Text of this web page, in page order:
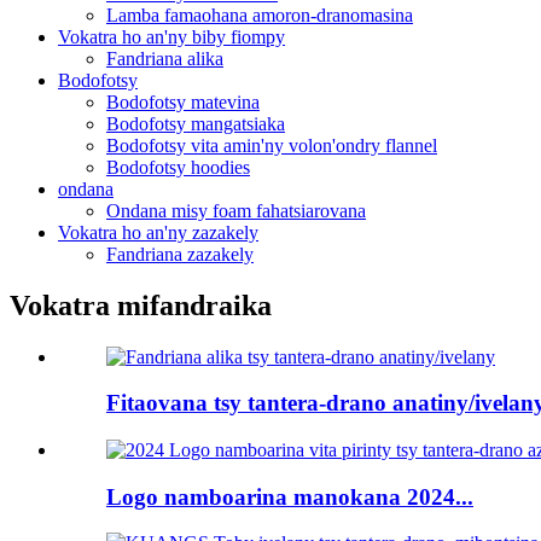
Lamba famaohana amoron-dranomasina
Vokatra ho an'ny biby fiompy
Fandriana alika
Bodofotsy
Bodofotsy matevina
Bodofotsy mangatsiaka
Bodofotsy vita amin'ny volon'ondry flannel
Bodofotsy hoodies
ondana
Ondana misy foam fahatsiarovana
Vokatra ho an'ny zazakely
Fandriana zazakely
Vokatra mifandraika
Fitaovana tsy tantera-drano anatiny/
Logo namboarina manokana 2024...